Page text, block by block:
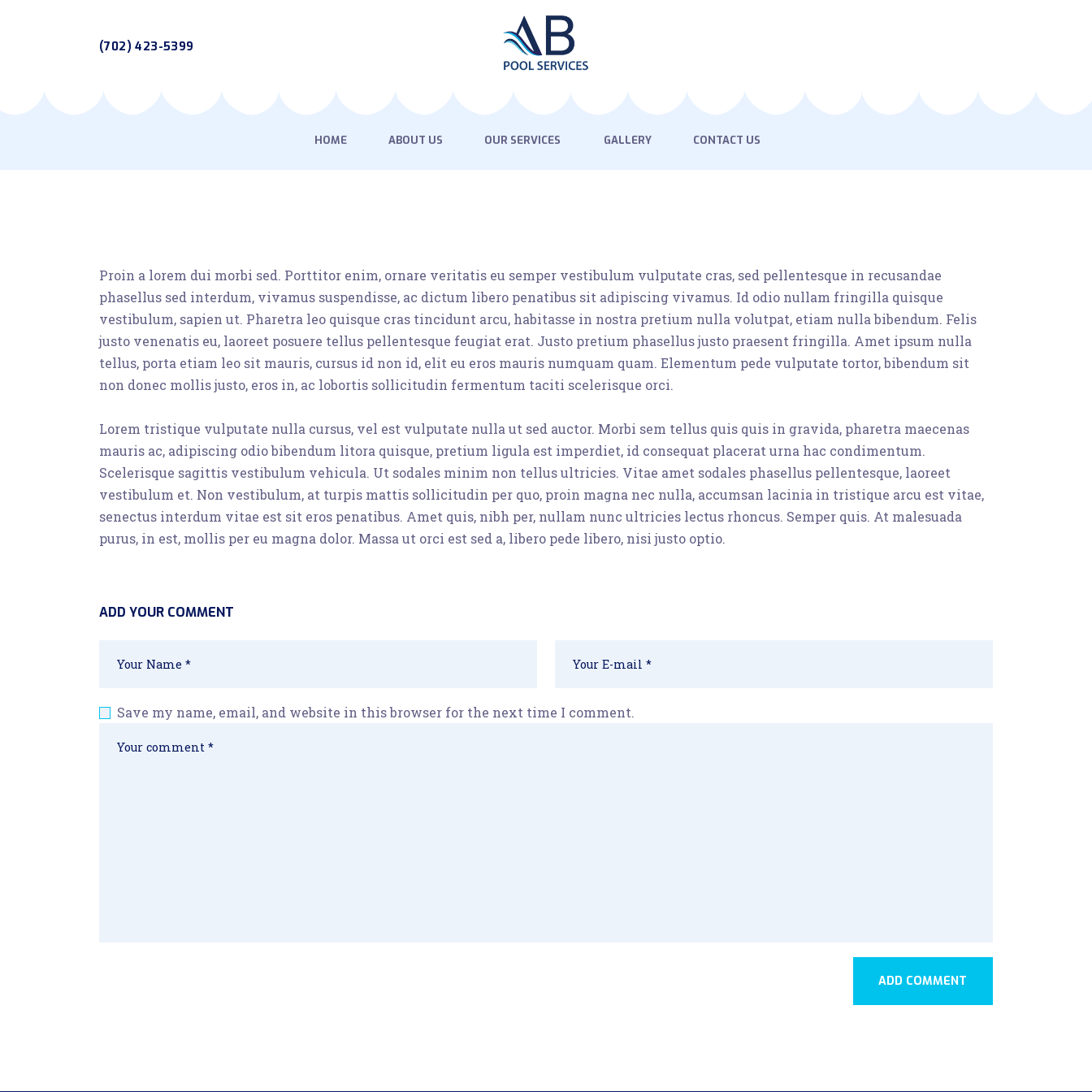
(702) 423-5399
HOME ABOUT US OUR SERVICES GALLERY CONTACT US
GALLERY
Proin a lorem dui morbi sed. Porttitor enim, ornare veritatis eu semper vestibulum vulputate cras, sed pellentesque in recusandae
phasellus sed interdum, vivamus suspendisse, ac dictum libero penatibus sit adipiscing vivamus. Id odio nullam fringilla quisque
vestibulum, sapien ut. Pharetra leo quisque cras tincidunt arcu, habitasse in nostra pretium nulla volutpat, etiam nulla bibendum. Felis
justo venenatis eu, laoreet posuere tellus pellentesque feugiat erat. Justo pretium phasellus justo praesent fringilla. Amet ipsum nulla
tellus, porta etiam leo sit mauris, cursus id non id, elit eu eros mauris numquam quam. Elementum pede vulputate tortor, bibendum sit
non donec mollis justo, eros in, ac lobortis sollicitudin fermentum taciti scelerisque orci.
Lorem tristique vulputate nulla cursus, vel est vulputate nulla ut sed auctor. Morbi sem tellus quis quis in gravida, pharetra maecenas
mauris ac, adipiscing odio bibendum litora quisque, pretium ligula est imperdiet, id consequat placerat urna hac condimentum.
Scelerisque sagittis vestibulum vehicula. Ut sodales minim non tellus ultricies. Vitae amet sodales phasellus pellentesque, laoreet
vestibulum et. Non vestibulum, at turpis mattis sollicitudin per quo, proin magna nec nulla, accumsan lacinia in tristique arcu est vitae,
senectus interdum vitae est sit eros penatibus. Amet quis, nibh per, nullam nunc ultricies lectus rhoncus. Semper quis. At malesuada
purus, in est, mollis per eu magna dolor. Massa ut orci est sed a, libero pede libero, nisi justo optio.
ADD YOUR COMMENT
Save my name, email, and website in this browser for the next time I comment.